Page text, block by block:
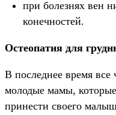
при болезнях вен
конечностей.
Остеопатия для
В последнее время все
молодые мамы, которые
принести своего